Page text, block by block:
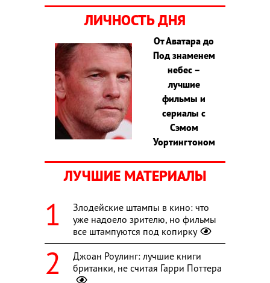
ЛИЧНОСТЬ ДНЯ
От Аватара до
Под знаменем
небес –
лучшие
фильмы и
сериалы с
Сэмом
Уортингтоном
ЛУЧШИЕ МАТЕРИАЛЫ
Злодейские штампы в кино: что
уже надоело зрителю, но фильмы
все штампуются под копирку
Джоан Роулинг: лучшие книги
британки, не считая Гарри Поттера